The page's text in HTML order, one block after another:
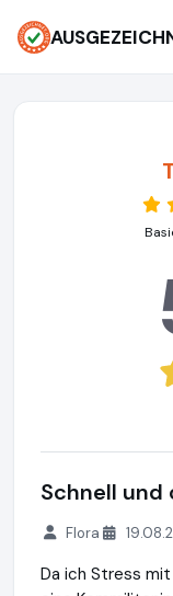
Schnell
Flora
Da ich Stress